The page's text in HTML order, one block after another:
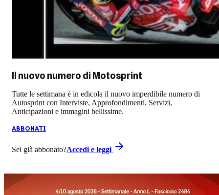
Il nuovo numero di Motosprint
Tutte le settimana è in edicola il nuovo imperdibile numero di
Autosprint con Interviste, Approfondimenti, Servizi,
Anticipazioni e immagini bellissime.
ABBONATI
Sei già abbonato?Accedi e leggi